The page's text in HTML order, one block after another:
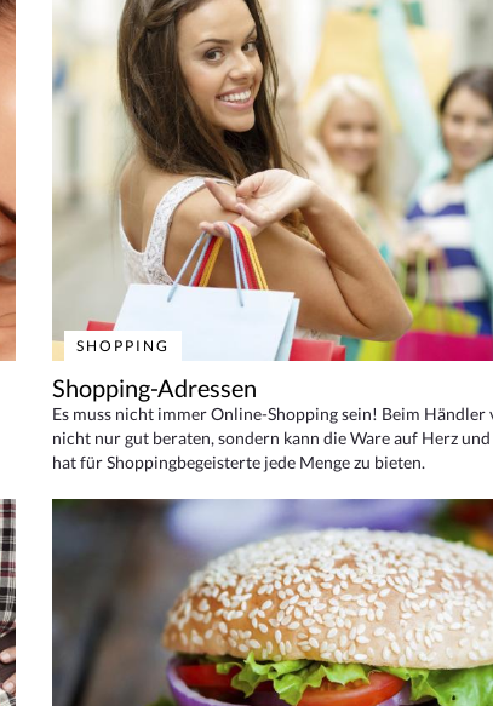
SHOPPING
Shopping-Adressen
Es muss nicht immer Online-Shopping sein! Beim
nicht nur gut beraten, sondern kann die Ware auf Herz
hat für Shoppingbegeisterte jede Menge zu bieten.